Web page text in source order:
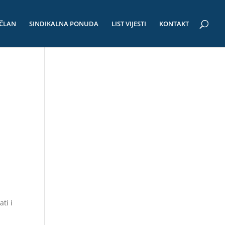
SINDIKALNA PONUDA LIST VIJESTI KONTAKT
i